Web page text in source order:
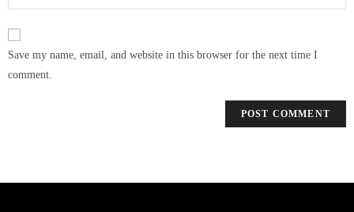
Save my name, email, and website in this browser for the next time I
comment.